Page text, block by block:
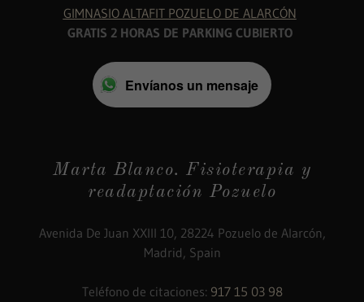
GIMNASIO ALTAFIT POZUELO DE ALARCÓN
GRATIS 2 HORAS DE PARKING CUBIERTO
Envíanos un mensaje
Marta Blanco. Fisioterapia y
readaptación Pozuelo
Avenida De Juan XXIII 10, 28224 Pozuelo de Alarcón,
Madrid, Spain
Teléfono de citaciones: 917 15 03 98